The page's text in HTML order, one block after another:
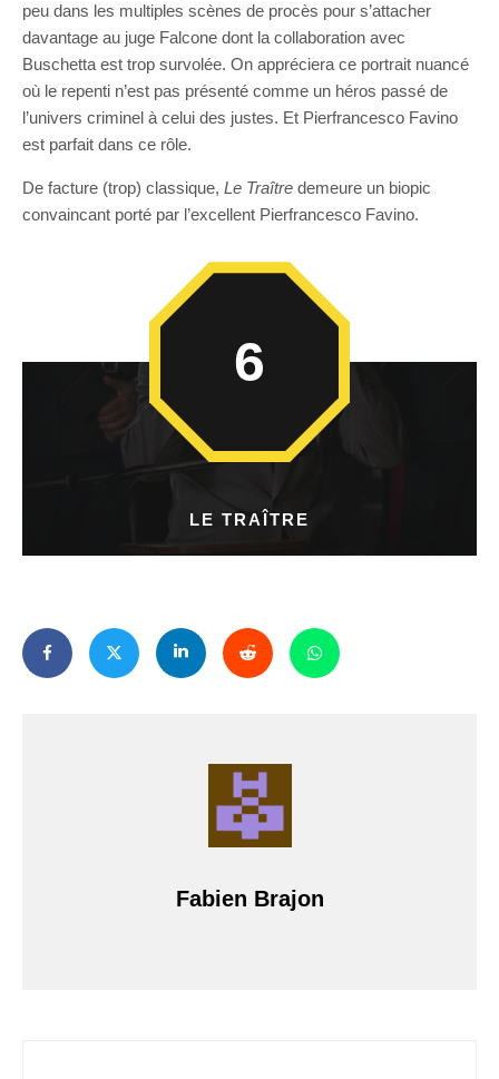
peu dans les multiples scènes de procès pour s’attacher
davantage au juge Falcone dont la collaboration avec
Buschetta est trop survolée. On appréciera ce portrait nuancé
où le repenti n’est pas présenté comme un héros passé de
l’univers criminel à celui des justes. Et Pierfrancesco Favino
est parfait dans ce rôle.
De facture (trop) classique, Le Traître demeure un biopic
convaincant porté par l’excellent Pierfrancesco Favino.
LE TRAÎTRE
6
Fabien Brajon